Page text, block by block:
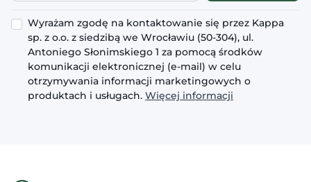
Wyrażam zgodę na kontaktowanie się przez Kappa
sp. z o.o. z siedzibą we Wrocławiu (50-304), ul.
Antoniego Słonimskiego 1 za pomocą środków
komunikacji elektronicznej (e-mail) w celu
otrzymywania informacji marketingowych o
produktach i usługach. Więcej informacji